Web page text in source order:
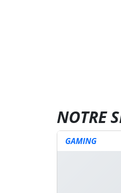
NOTRE
GAMING